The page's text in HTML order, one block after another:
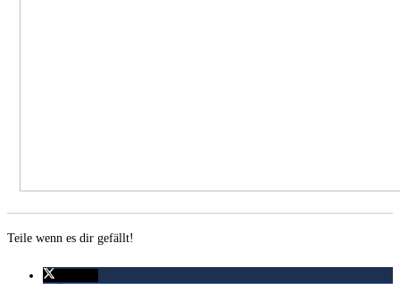
Teile wenn es dir gefällt!